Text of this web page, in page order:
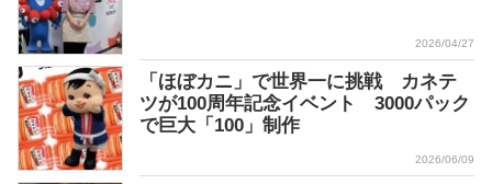
2026/04/27
「ほぼカニ」で世界一に挑戦 カネテ
ツが100周年記念イベント 3000パック
で巨大「100」制作
2026/06/09